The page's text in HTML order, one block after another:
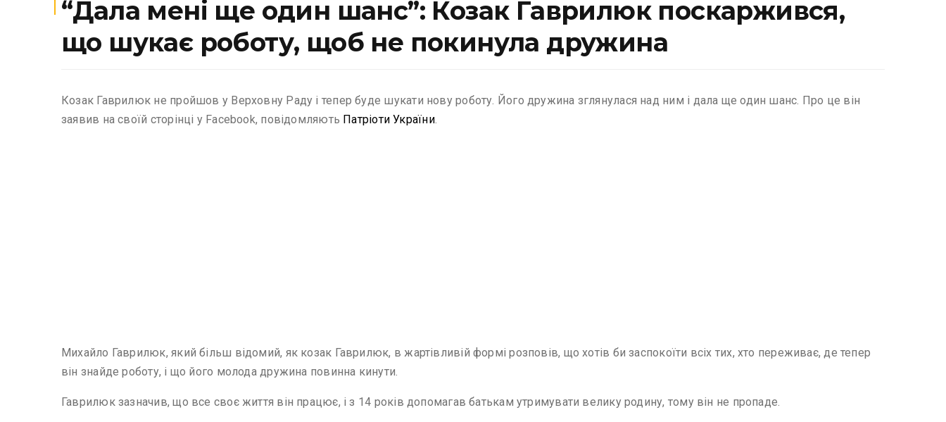
“Дала мені ще один шанс”: Козак Гаврилюк поскаржився,
що шукає роботу, щоб не покинула дружина
Козак Гаврилюк не пройшов у Верховну Раду і тепер буде шукати нову роботу. Його дружина зглянулася над ним і дала ще один шанс. Про це він
заявив на своїй сторінці у Facebook, повідомляють Патріоти України.
Михайло Гаврилюк, який більш відомий, як козак Гаврилюк, в жартівливій формі розповів, що хотів би заспокоїти всіх тих, хто переживає, де тепер
він знайде роботу, і що його молода дружина повинна кинути.
Гаврилюк зазначив, що все своє життя він працює, і з 14 років допомагав батькам утримувати велику родину, тому він не пропаде.